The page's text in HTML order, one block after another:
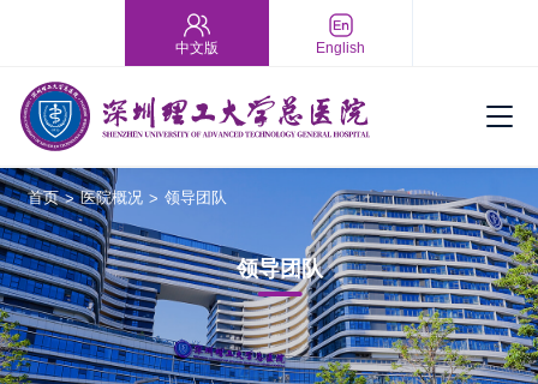
中文版 English
首页 > 医院概况 > 领导团队
领导团队